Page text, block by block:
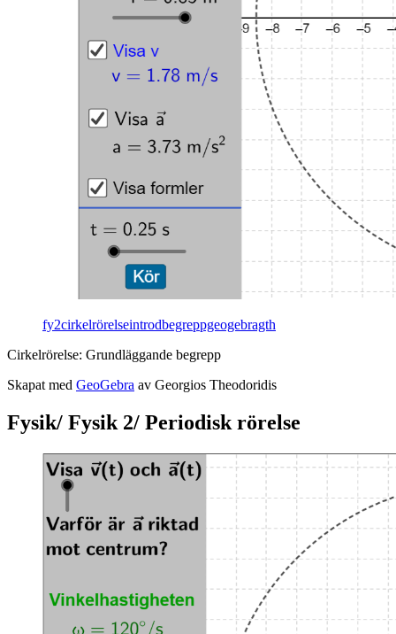
fy2cirkelrörelseintrodbegreppgeogebragth
Cir­kel­rö­rel­se: Grund­läg­gan­de be­grepp
Ska­pat med Geo­Ge­bra av Ge­or­gi­os The­odo­ri­dis
Fysik/ Fysik 2/ Periodisk rörelse